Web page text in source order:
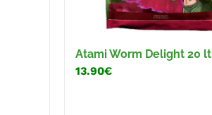
Atami Worm Delight 20 lt
13.90€